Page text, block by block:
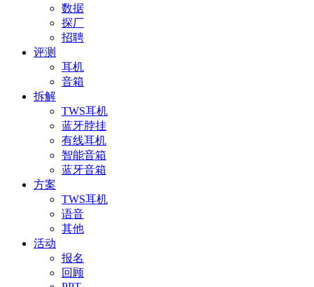
数据
探厂
招聘
评测
耳机
音箱
拆解
TWS耳机
蓝牙脖挂
有线耳机
智能音箱
蓝牙音箱
方案
TWS耳机
语音
其他
活动
报名
回顾